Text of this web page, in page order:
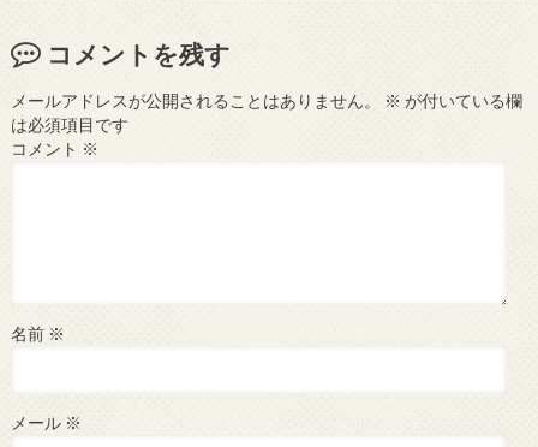
コメントを残す
メールアドレスが公開されることはありません。 ※ が付いている欄
は必須項目です
コメント ※
名前 ※
メール ※